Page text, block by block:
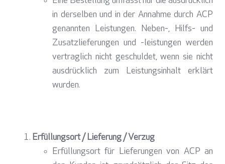
in derselben und in der Annahme durch ACP
genannten Leistungen. Neben-, Hilfs- und
Zusatzlieferungen und -leistungen werden
vertraglich nicht geschuldet, wenn sie nicht
ausdrücklich zum Leistungsinhalt erklärt
wurden.
Erfüllungsort / Lieferung / Verzug
Erfüllungsort für Lieferungen von ACP an